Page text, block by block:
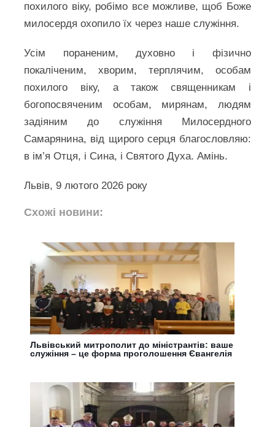
похилого віку, робімо все можливе, щоб Боже
милосердя охопило їх через наше служіння.
Усім пораненим, духовно і фізично
покаліченим, хворим, терплячим, особам
похилого віку, а також священникам і
богопосвяченим особам, мирянам, людям
задіяним до служіння Милосердного
Самарянина, від щирого серця благословляю:
в ім’я Отця, і Сина, і Святого Духа. Амінь.
Львів, 9 лютого 2026 року
Схожі новини:
Львівський митрополит до міністрантів: ваше
служіння – це форма проголошення Євангелія